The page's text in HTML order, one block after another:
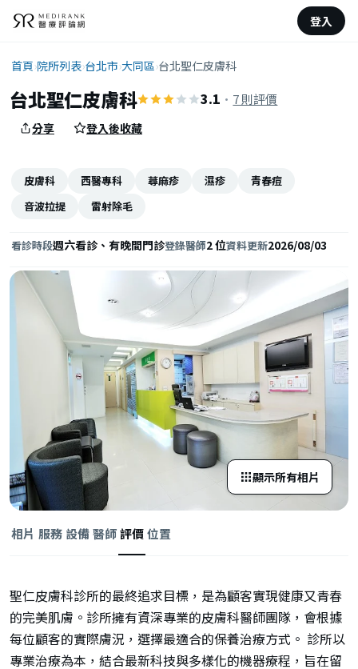
登入
首頁›院所列表›台北市›大同區›台北聖仁皮膚科
台北聖仁皮膚科 3.1 · 7 則評價
分享 登入後收藏
皮膚科 西醫專科 蕁麻疹 濕疹
青春痘
音波拉提
雷射除毛
看診時段週六看診、有晚間門診登錄醫師2 位資料更新2026/08/03
顯示所有相片
相片 服務 設備醫師評價位置
聖仁皮膚科診所的最終追求目標，是為顧客實現健康又青春
的完美肌膚。診所擁有資深專業的皮膚科醫師團隊，會根據
每位顧客的實際膚況，選擇最適合的保養治療方式。 診所以
專業治療為本，結合最新科技與多樣化的機器療程，旨在留